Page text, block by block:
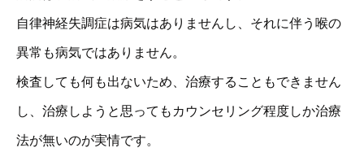
自律神経失調症は病気はありませんし、それに伴う喉の
異常も病気ではありません。
検査しても何も出ないため、治療することもできません
し、治療しようと思ってもカウンセリング程度しか治療
法が無いのが実情です。